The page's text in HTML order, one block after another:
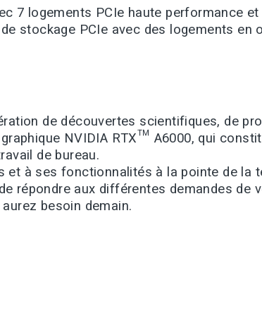
7 logements PCIe haute performance
stockage PCIe avec des logements en
de découvertes scientifiques, de
NVIDIA RTX™ A6000, qui
de bureau.
à ses fonctionnalités à la pointe de la
répondre aux différentes demandes de
besoin demain.